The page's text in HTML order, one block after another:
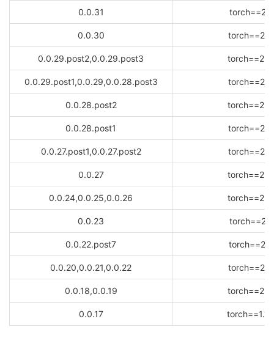
0.0.31
0.0.30
0.0.29.post2,0.0.29.post3
0.0.29.post1,0.0.29,0.0.28.post3
0.0.28.post2
0.0.28.post1
0.0.27.post1,0.0.27.post2
0.0.27
0.0.24,0.0.25,0.0.26
0.0.23
0.0.22.post7
0.0.20,0.0.21,0.0.22
0.0.18,0.0.19
0.0.17